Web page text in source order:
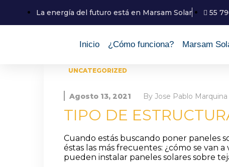
La energía del futuro está en Marsam Solar 55
Inicio ¿Cómo funciona? Marsam
UNCATEGORIZED
Agosto 13, 2021 By Jose Pablo Marquina
TIPO DE
Cuando estás buscando poner paneles
éstas las más frecuentes: ¿cómo se van
pueden instalar paneles solares sobre